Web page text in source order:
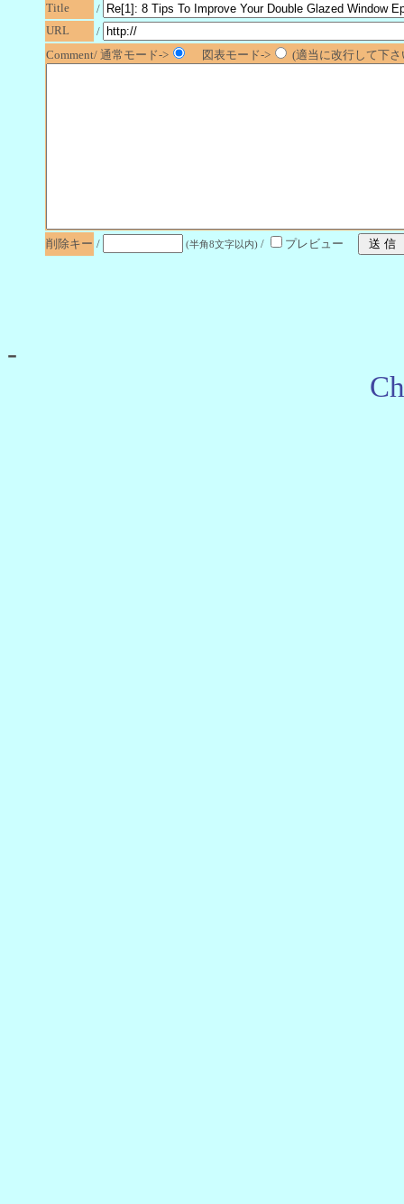
Title
/
URL
/
Comment/ 通常モード->
図表モード-> (適当に改行して下
削除キー / (半角8文字以内) / プレビュー
-